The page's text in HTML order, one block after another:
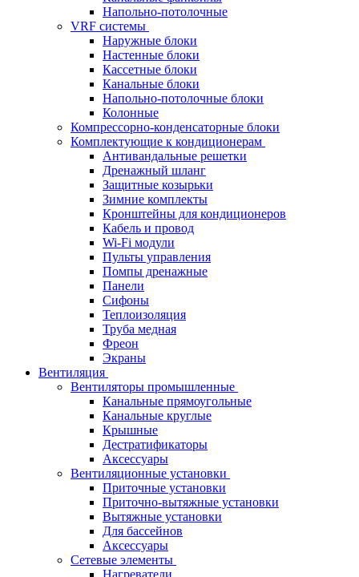
Напольно-потолочные
VRF системы
Наружные блоки
Настенные блоки
Кассетные блоки
Канальные блоки
Напольно-потолочные блоки
Колонные
Компрессорно-конденсаторные блоки
Комплектующие к кондиционерам
Антивандальные решетки
Дренажный шланг
Защитные козырьки
Зимние комплекты
Кронштейны для кондиционеров
Кабель и провод
Wi-Fi модули
Пульты управления
Помпы дренажные
Панели
Сифоны
Теплоизоляция
Труба медная
Фреон
Экраны
Вентиляция
Вентиляторы промышленные
Канальные прямоугольные
Канальные круглые
Крышные
Дестратификаторы
Аксессуары
Вентиляционные установки
Приточные установки
Приточно-вытяжные установки
Вытяжные установки
Для бассейнов
Аксессуары
Сетевые элементы
Нагреватели